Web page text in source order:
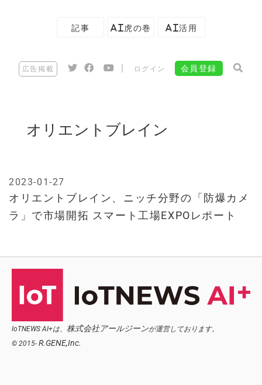
記事 AI虎の巻 AI活用
広告掲載 ログイン 会員登録
オリエントブレイン
オリエントブレイン、ニッチ分野の「防爆カメ
ラ」で市場開拓 スマート工場EXPOレポート
2023-01-27
IoTNEWS AI+は、 株式会社アールジーンが運営しております。
© 2015- R.GENE,Inc.